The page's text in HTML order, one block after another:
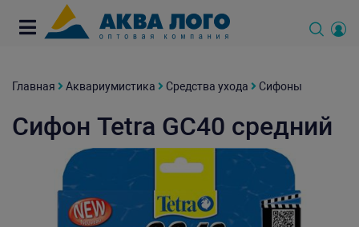
Главная Аквариумистика Средства ухода Сифоны
Сифон Tetra GC40 средний